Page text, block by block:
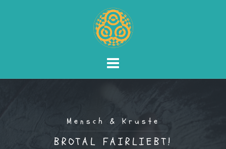
Mensch & Kruste
BROTAL FAIRLIEBT!